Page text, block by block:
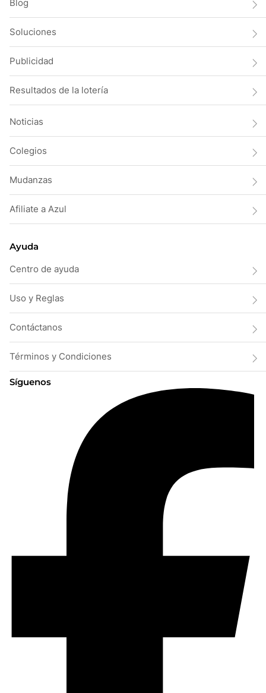
Blog
Soluciones
Publicidad
Resultados de la lotería
Noticias
Colegios
Mudanzas
Afiliate a Azul
Ayuda
Centro de ayuda
Uso y Reglas
Contáctanos
Términos y Condiciones
Síguenos